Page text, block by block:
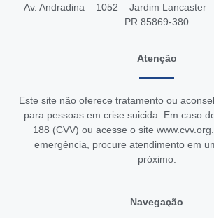
Av. Andradina – 1052 – Jardim Lancaster
PR 85869-380
Atenção
Este site não oferece tratamento ou
para pessoas em crise suicida. Em caso
188 (CVV) ou acesse o site
emergência, procure atendimento em
próximo.
Navegação